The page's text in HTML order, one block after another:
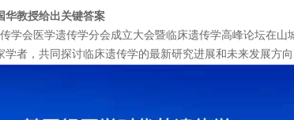
华教授给出关键答案
学会医学遗传学分会成立大会暨临床遗传学高峰论坛在山
者，共同探讨临床遗传学的最新研究进展和未来发展方向